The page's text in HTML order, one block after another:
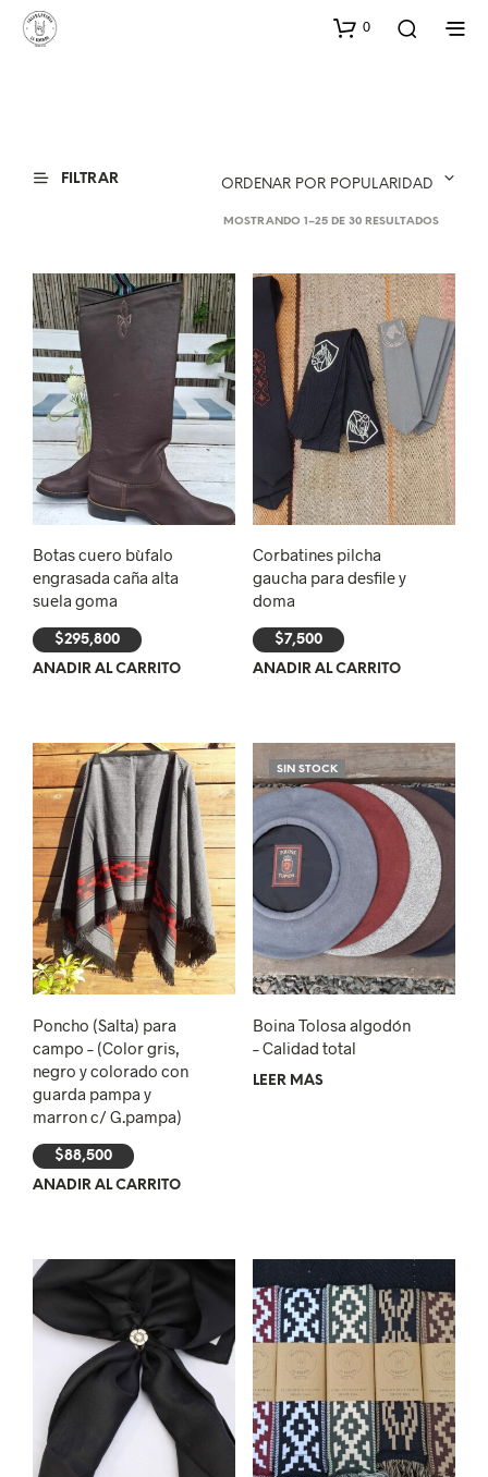
0
FILTRAR ORDENAR POR POPULARIDAD
MOSTRANDO 1–25 DE 30 RESULTADOS
Botas cuero bùfalo
engrasada caña alta
suela goma
$295,800
AÑADIR AL CARRITO
Corbatines pilcha
gaucha para desfile y
doma
$7,500
AÑADIR AL CARRITO
Poncho (Salta) para
campo – (Color gris,
negro y colorado con
guarda pampa y
marron c/ G.pampa)
$88,500
AÑADIR AL CARRITO
SIN STOCK
Boina Tolosa algodón
– Calidad total
LEER MÁS